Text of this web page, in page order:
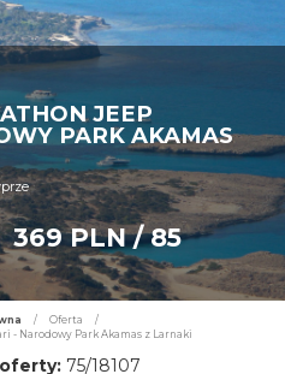
JEEP
PARK AKAMAS
369 PLN / 85
/ Oferta
/
- Narodowy Park Akamas z Larnaki
75/18107